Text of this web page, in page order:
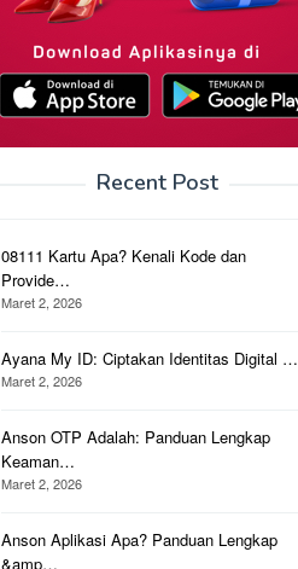
Recent Post
08111 Kartu Apa? Kenali Kode dan
Provide…
Maret 2, 2026
Ayana My ID: Ciptakan Identitas Digital …
Maret 2, 2026
Anson OTP Adalah: Panduan Lengkap
Keaman…
Maret 2, 2026
Anson Aplikasi Apa? Panduan Lengkap
&amp…